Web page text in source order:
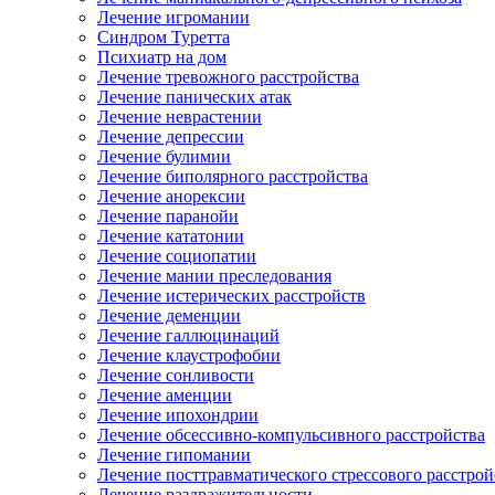
Лечение игромании
Синдром Туретта
Психиатр на дом
Лечение тревожного расстройства
Лечение панических атак
Лечение неврастении
Лечение депрессии
Лечение булимии
Лечение биполярного расстройства
Лечение анорексии
Лечение паранойи
Лечение кататонии
Лечение социопатии
Лечение мании преследования
Лечение истерических расстройств
Лечение деменции
Лечение галлюцинаций
Лечение клаустрофобии
Лечение сонливости
Лечение аменции
Лечение ипохондрии
Лечение обсессивно-компульсивного расстройства
Лечение гипомании
Лечение посттравматического стрессового